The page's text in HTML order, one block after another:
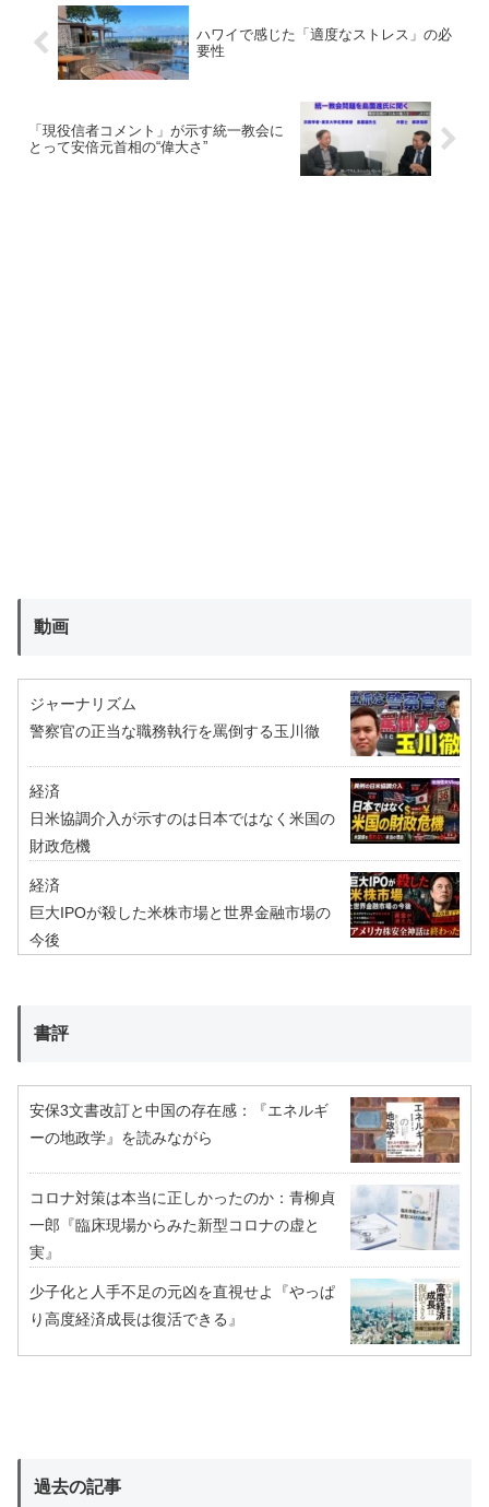
ハワイで感じた「適度なストレス」の必
要性
「現役信者コメント」が示す統一教会に
とって安倍元首相の“偉大さ”
動画
ジャーナリズム
警察官の正当な職務執行を罵倒する玉川徹
経済
日米協調介入が示すのは日本ではなく米国の
財政危機
経済
巨大IPOが殺した米株市場と世界金融市場の
今後
書評
安保3文書改訂と中国の存在感：『エネルギ
ーの地政学』を読みながら
コロナ対策は本当に正しかったのか：青柳貞
一郎『臨床現場からみた新型コロナの虚と
実』
少子化と人手不足の元凶を直視せよ『やっぱ
り高度経済成長は復活できる』
過去の記事